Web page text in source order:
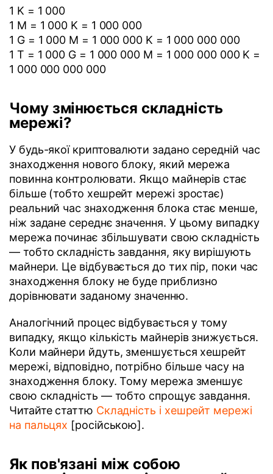
1 K = 1 000
1 M = 1 000 K = 1 000 000
1 G = 1 000 M = 1 000 000 K = 1 000 000 000
1 T = 1 000 G = 1 000 000 M = 1 000 000 000 K =
1 000 000 000 000
Чому змінюється складність
мережі?
У будь-якої криптовалюти задано середній час
знаходження нового блоку, який мережа
повинна контролювати. Якщо майнерів стає
більше (тобто хешрейт мережі зростає)
реальний час знаходження блока стає менше,
ніж задане середнє значення. У цьому випадку
мережа починає збільшувати свою складність
— тобто складність завдання, яку вирішують
майнери. Це відбувається до тих пір, поки час
знаходження блоку не буде приблизно
дорівнювати заданому значенню.
Аналогічний процес відбувається у тому
випадку, якщо кількість майнерів знижується.
Коли майнери йдуть, зменшується хешрейт
мережі, відповідно, потрібно більше часу на
знаходження блоку. Тому мережа зменшує
свою складність — тобто спрощує завдання.
Читайте статтю Складність і хешрейт мережі
на пальцях [російською].
Як пов'язані між собою